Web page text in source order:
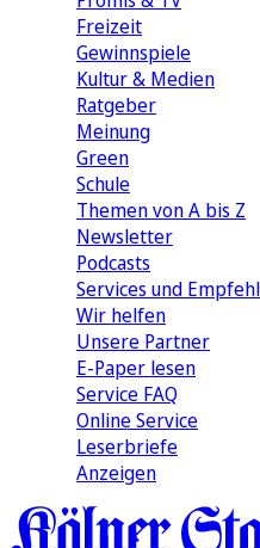
Freizeit
Gewinnspiele
Kultur & Medien
Ratgeber
Meinung
Green
Schule
Themen von A bis Z
Newsletter
Podcasts
Services und
Wir helfen
Unsere Partner
E-Paper lesen
Service FAQ
Online Service
Leserbriefe
Anzeigen